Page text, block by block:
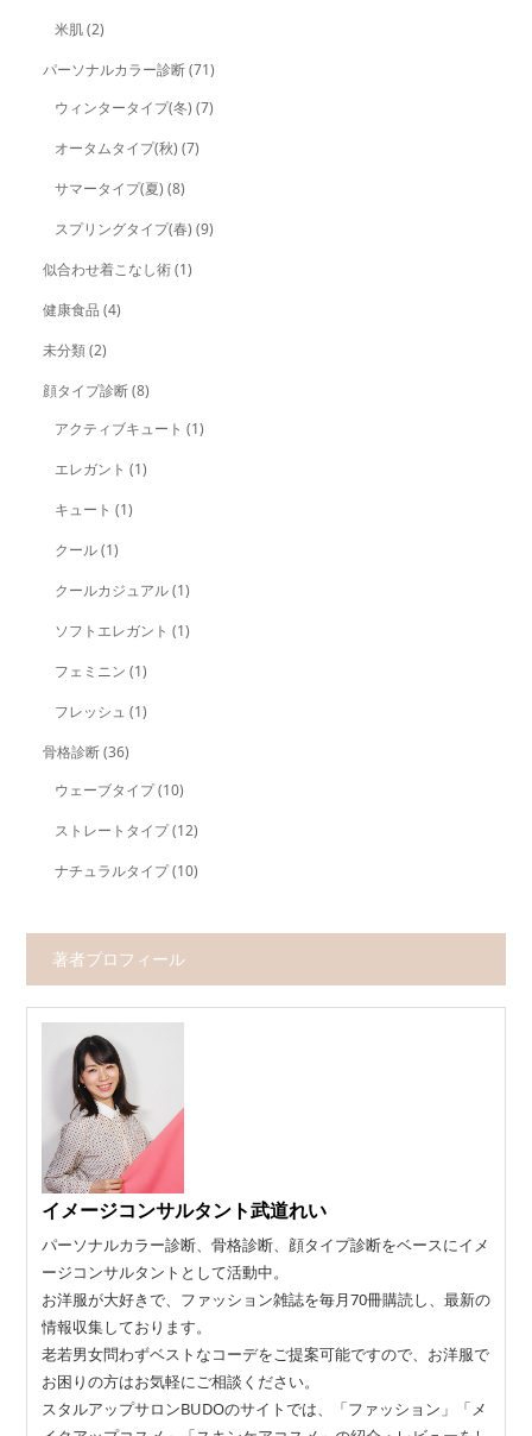
米肌(2)
パーソナルカラー診断(71)
ウィンタータイプ(冬) (7)
オータムタイプ(秋) (7)
サマータイプ(夏) (8)
スプリングタイプ(春) (9)
似合わせ着こなし術(1)
健康食品 (4)
未分類(2)
顔タイプ診断(8)
アクティブキュート (1)
エレガント (1)
キュート (1)
クール(1)
クールカジュアル(1)
ソフトエレガント (1)
フェミニン (1)
フレッシュ (1)
骨格診断(36)
ウェーブタイプ(10)
ストレートタイプ(12)
ナチュラルタイプ(10)
著者プロフィール
イメージコンサルタント武道れい
パーソナルカラー診断、骨格診断、顔タイプ診断をベースにイメ
ージコンサルタントとして活動中。
お洋服が大好きで、ファッション雑誌を毎月70冊購読し、最新の
情報収集しております。
老若男女問わずベストなコーデをご提案可能ですので、お洋服で
お困りの方はお気軽にご相談ください。
スタルアップサロンBUDOのサイトでは、「ファッション」「メ